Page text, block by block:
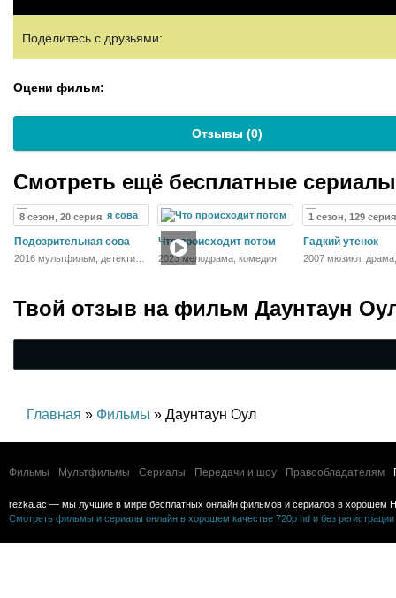
Поделитесь с друзьями:
Оцени фильм:
Отзывы (0)
Смотреть ещё бесплатные
8 сезон, 20 серия
Подозрительная сова
2016 мультфильм, детектив,
Что происходит потом
2023 мелодрама, комедия
1 сезон, 129 серия
Гадкий утенок
2007 мюзикл, драма,
Твой отзыв на фильм Даунтаун
Главная » Фильмы » Даунтаун Оул
Фильмы Мультфильмы Сериалы Передачи и шоу Правообладателям
rezka.ac — мы лучшие в мире бесплатных онлайн фильмов и сериалов в хорошем
Смотреть фильмы и сериалы онлайн в хорошем качестве 720p hd и без